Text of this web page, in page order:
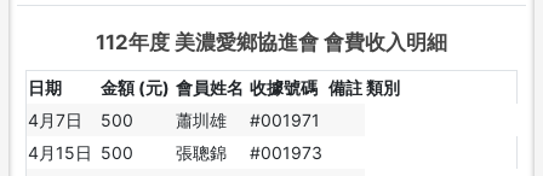
112年度 美濃愛鄉協進會 會費收入明細
日期 金額 (元) 會員姓名 收據號碼 備註類別
4月7日
500 蕭圳雄
#001971
4月15日 500 張聰錦
#001973